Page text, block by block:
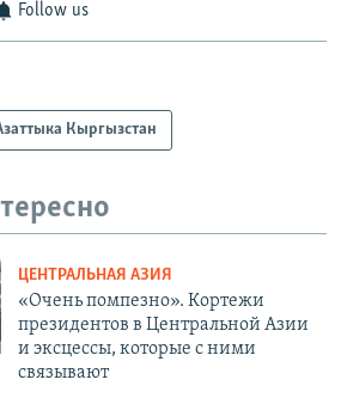
Follow us
Кыргызстан
ЦЕНТРАЛЬНАЯ АЗИЯ
«Очень помпезно». Кортежи
президентов в Центральной Азии
и эксцессы, которые с ними
связывают